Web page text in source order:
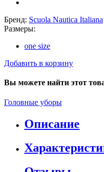
Бренд: Scuola Nautica Italiana
Размеры:
one size
Добавить в корзину
Вы можете найти этот
Головные уборы
Описание